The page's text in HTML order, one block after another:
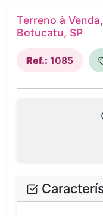
Terreno à
Botucatu, SP
Ref.: 1085